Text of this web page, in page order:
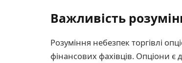
Важливість
Розуміння небезпек торгівлі
фінансових фахівців. Опціони